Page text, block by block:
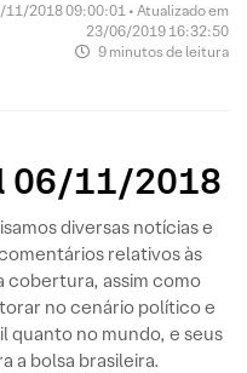
11/2018 09:00:01 • Atualizado em
23/06/2019 16:32:50
9 minutos de leitura
06/11/2018
diversas notícias e
relativos às
cobertura, assim como
no cenário político e
quanto no mundo, e seus
a bolsa brasileira.